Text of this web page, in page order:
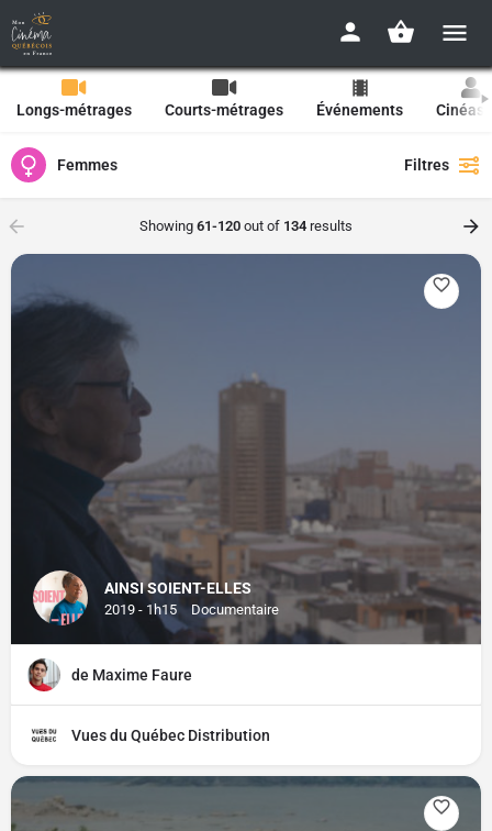
Longs-métrages Courts-métrages Événements
Femmes Filtres
Showing 61-120 out of 134 results
AINSI SOIENT-ELLES
2019 - 1h15 Documentaire
de Maxime Faure
Vues du Québec Distribution